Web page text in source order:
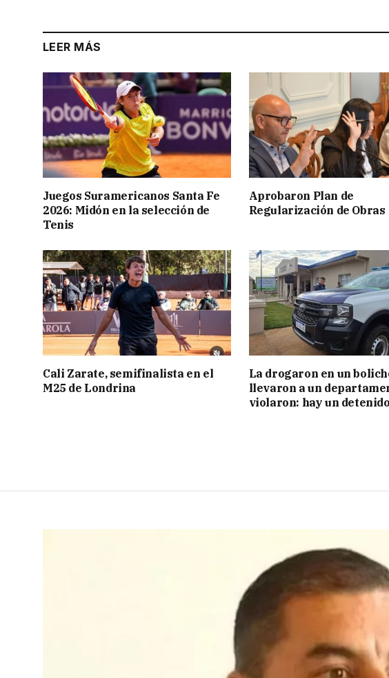
LEER MÁS
Juegos Suramericanos Santa Fe
2026: Midón en la selección de
Tenis
Aprobaron Plan de
Regularización de Obras
Cali Zarate, semifinalista en el
M25 de Londrina
La drogaron en un
llevaron a un
violaron: hay un detenido